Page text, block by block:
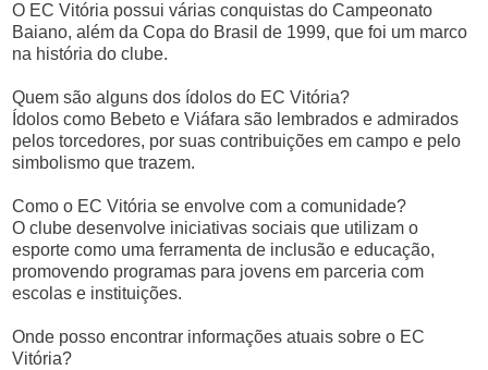
O EC Vitória possui várias conquistas do Campeonato
Baiano, além da Copa do Brasil de 1999, que foi um marco
na história do clube.
Quem são alguns dos ídolos do EC Vitória?
Ídolos como Bebeto e Viáfara são lembrados e admirados
pelos torcedores, por suas contribuições em campo e pelo
simbolismo que trazem.
Como o EC Vitória se envolve com a comunidade?
O clube desenvolve iniciativas sociais que utilizam o
esporte como uma ferramenta de inclusão e educação,
promovendo programas para jovens em parceria com
escolas e instituições.
Onde posso encontrar informações atuais sobre o EC
Vitória?